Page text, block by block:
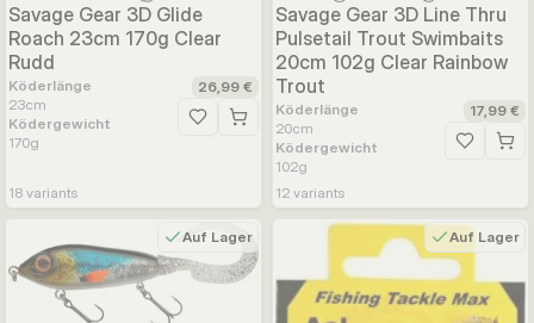
Savage Gear 3D Glide
Roach 23cm 170g Clear
Rudd
Köderlänge
23cm
Ködergewicht
170g
26,99 €
Zur Wunschliste hinzufügen
18 variants
Savage Gear 3D Line Thru
Pulsetail Trout Swimbaits
20cm 102g Clear Rainbow
Trout
Köderlänge
20cm
Ködergewicht
102g
17,99 €
Zur
12 variants
Auf Lager Auf Lager